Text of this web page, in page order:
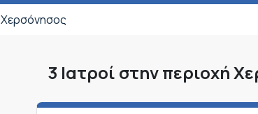
Χερσόνησος
3 Ιατροί στην περιοχή